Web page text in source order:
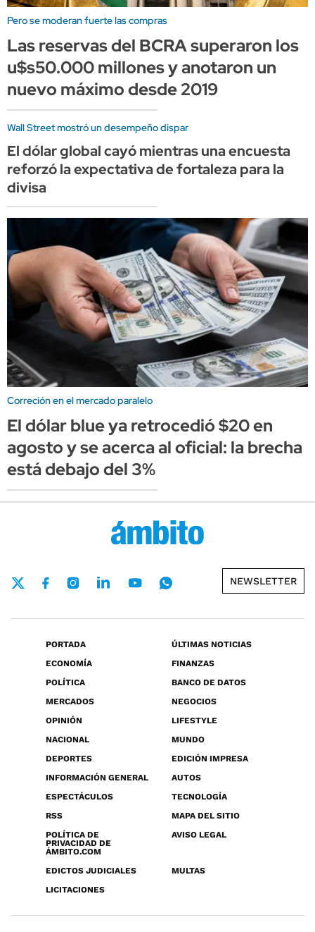
Pero se moderan fuerte las compras
Las reservas del BCRA superaron los
u$s50.000 millones y anotaron un
nuevo máximo desde 2019
Wall Street mostró un desempeño dispar
El dólar global cayó mientras una encuesta
reforzó la expectativa de fortaleza para la
divisa
Correción en el mercado paralelo
El dólar blue ya retrocedió $20 en
agosto y se acerca al oficial: la brecha
está debajo del 3%
NEWSLETTER
PORTADA
ÚLTIMAS NOTICIAS
ECONOMÍA
FINANZAS
POLÍTICA
BANCO DE DATOS
MERCADOS
NEGOCIOS
OPINIÓN
LIFESTYLE
NACIONAL
MUNDO
DEPORTES
EDICIÓN IMPRESA
INFORMACIÓN GENERAL
AUTOS
ESPECTÁCULOS
TECNOLOGÍA
RSS
MAPA DEL SITIO
POLÍTICA DE
PRIVACIDAD DE
ÁMBITO.COM
AVISO LEGAL
EDICTOS JUDICIALES
MULTAS
LICITACIONES